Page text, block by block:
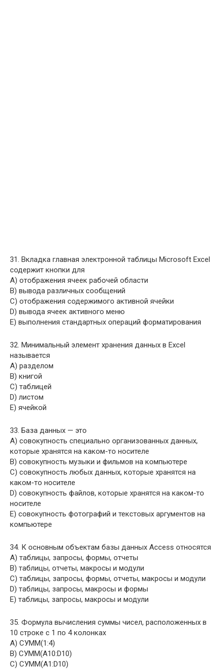
31. Вкладка главная электронной таблицы Microsoft Excel
содержит кнопки для
A) отображения ячеек рабочей области
B) вывода различных сообщений
C) отображения содержимого активной ячейки
D) вывода ячеек активного меню
E) выполнения стандартных операций форматирования
32. Минимальный элемент хранения данных в Excel
называется
A) разделом
B) книгой
C) таблицей
D) листом
E) ячейкой
33. База данных — это
A) совокупность специально организованных данных,
которые хранятся на каком-то носителе
B) совокупность музыки и фильмов на компьютере
C) совокупность любых данных, которые хранятся на
каком-то носителе
D) совокупность файлов, которые хранятся на каком-то
носителе
E) совокупность фотографий и текстовых аргументов на
компьютере
34. К основным объектам базы данных Access относятся
A) таблицы, запросы, формы, отчеты
B) таблицы, отчеты, макросы и модули
C) таблицы, запросы, формы, отчеты, макросы и модули
D) таблицы, запросы, макросы и формы
E) таблицы, запросы, макросы и модули
35. Формула вычисления суммы чисел, расположенных в
10 строке с 1 по 4 колонках
A) СУММ(1:4)
B) СУММ(A10:D10)
C) СУММ(A1:D10)